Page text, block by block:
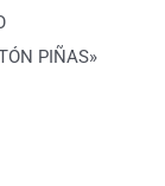
PIÑAS»